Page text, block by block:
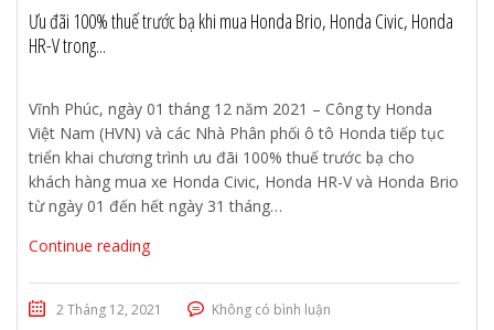
Ưu đãi 100% thuế trước bạ khi mua Honda Brio, Honda Civic, Honda
HR-V trong...
Vĩnh Phúc, ngày 01 tháng 12 năm 2021 – Công ty Honda
Việt Nam (HVN) và các Nhà Phân phối ô tô Honda tiếp tục
triển khai chương trình ưu đãi 100% thuế trước bạ cho
khách hàng mua xe Honda Civic, Honda HR-V và Honda Brio
từ ngày 01 đến hết ngày 31 tháng…
Continue reading
2 Tháng 12, 2021 Không có bình luận